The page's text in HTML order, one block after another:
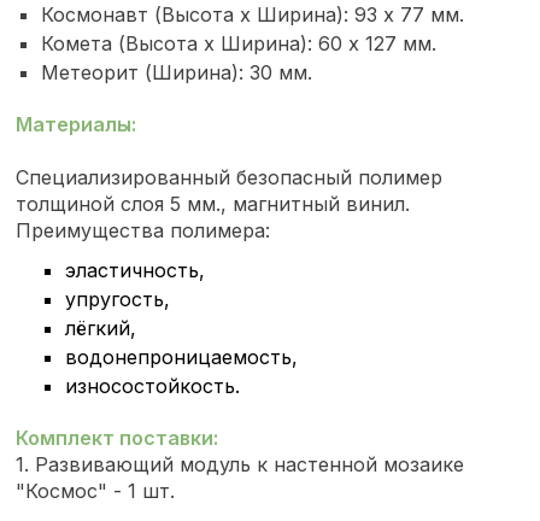
Космонавт (Высота х Ширина): 93 х 77 мм.
Комета (Высота х Ширина): 60 х 127 мм.
Метеорит (Ширина): 30 мм.
Материалы:
Специализированный безопасный полимер
толщиной слоя 5 мм., магнитный винил.
Преимущества полимера:
эластичность,
упругость,
лёгкий,
водонепроницаемость,
износостойкость.
Комплект поставки:
1. Развивающий модуль к настенной мозаике
"Космос" - 1 шт.